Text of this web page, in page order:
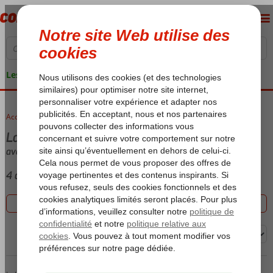
Les garanties de vacances
Accueil voyages
Last minute San Teodoro
avec (Ultra) All Inclusive
4 offres
Filtrez les 4 offres
Trier par: